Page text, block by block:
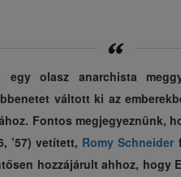
egy olasz anarchista
váltott ki az
Fontos megjegyeznünk,
’57) vetített, Romy Schneider
hozzájárult ahhoz, hogy